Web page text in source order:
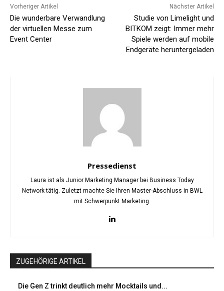
Vorheriger Artikel
Die wunderbare Verwandlung
der virtuellen Messe zum
Event Center
Nächster Artikel
Studie von Limelight und
BITKOM zeigt: Immer mehr
Spiele werden auf mobile
Endgeräte heruntergeladen
Pressedienst
Laura ist als Junior Marketing Manager bei Business Today
Network tätig. Zuletzt machte Sie Ihren Master-Abschluss in BWL
mit Schwerpunkt Marketing.
ZUGEHÖRIGE ARTIKEL
Die Gen Z trinkt deutlich mehr Mocktails und...